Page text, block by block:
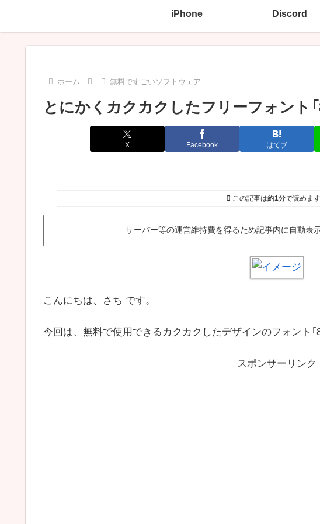
iPhone Discord
ホーム 無料ですごいソフトウェア
とにかくカクカクしたフリーフォント
X Facebook はてブ
この記事は約1分で読めます
サーバー等の運営維持費を得るため記事内に自動表
こんにちは、さち です。
今回は、無料で使用できるカクカクしたデザインのフォント「
スポンサーリンク